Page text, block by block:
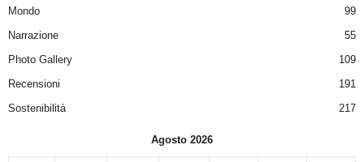
Mondo
99
Narrazione
55
Photo Gallery
109
Recensioni
191
Sostenibilità
217
Agosto 2026